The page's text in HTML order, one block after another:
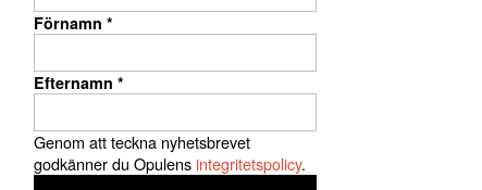
Förnamn *
Efternamn *
Genom att teckna nyhetsbrevet
godkänner du Opulensintegritetspolicy.